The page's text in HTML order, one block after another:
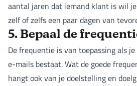
aantal jaren dat iemand klant is wil
zelf of zelfs een paar dagen van
5. Bepaal de
De frequentie is van toepassing als
e-mails bestaat. Wat de goede
hangt ook van je doelstelling en